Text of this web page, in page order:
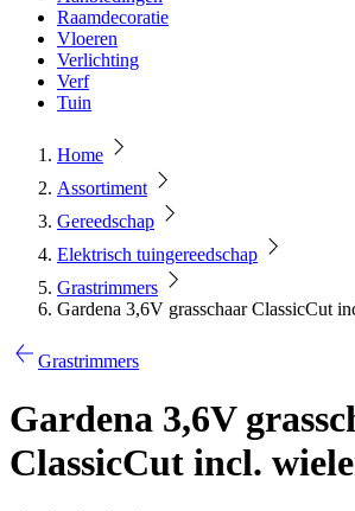
Raamdecoratie
Vloeren
Verlichting
Verf
Tuin
Home
Assortiment
Gereedschap
Elektrisch tuingereedschap
Grastrimmers
Gardena 3,6V grasschaar ClassicCut
Grastrimmers
Gardena 3,6V
ClassicCut incl.